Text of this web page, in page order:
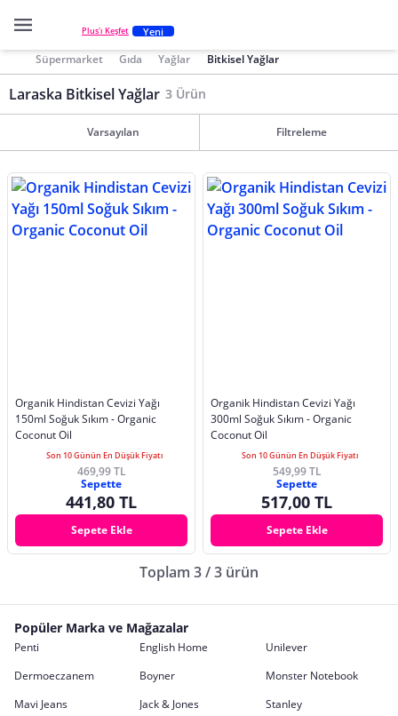
Plus'ı Keşfet Yeni
Süpermarket Gıda Yağlar Bitkisel Yağlar
Laraska Bitkisel Yağlar 3 Ürün
Varsayılan Filtreleme
Organik Hindistan Cevizi Yağı
150ml Soğuk Sıkım - Organic
Coconut Oil
Son 10 Günün En Düşük Fiyatı
469,99 TL
Sepette
441,80 TL
Sepete Ekle
Organik Hindistan Cevizi Yağı
300ml Soğuk Sıkım - Organic
Coconut Oil
Son 10 Günün En Düşük Fiyatı
549,99 TL
Sepette
517,00 TL
Sepete Ekle
Toplam 3 / 3 ürün
Popüler Marka ve Mağazalar
Penti English Home
Unilever
Dermoeczanem
Boyner
Monster Notebook
Mavi Jeans
Jack & Jones
Stanley